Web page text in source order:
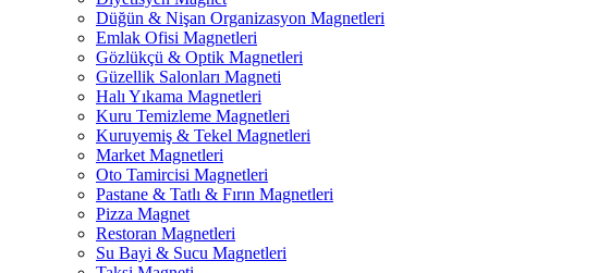
Düğün & Nişan Organizasyon Magnetleri
Emlak Ofisi Magnetleri
Gözlükçü & Optik Magnetleri
Güzellik Salonları Magneti
Halı Yıkama Magnetleri
Kuru Temizleme Magnetleri
Kuruyemiş & Tekel Magnetleri
Market Magnetleri
Oto Tamircisi Magnetleri
Pastane & Tatlı & Fırın Magnetleri
Pizza Magnet
Restoran Magnetleri
Su Bayi & Sucu Magnetleri